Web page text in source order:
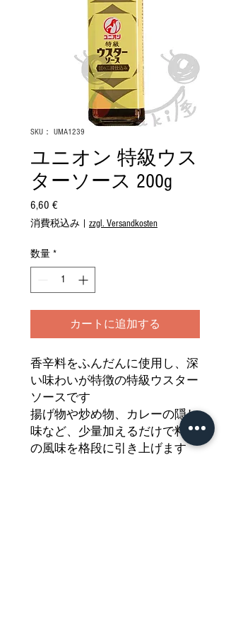
SKU： UMA1239
ユニオン 特級ウス
ターソース 200g
6,60 €価
格
消費税込み zzgl. Versandkosten
数量 *
カートに追加する
香辛料をふんだんに使用し、深
い味わいが特徴の特級ウスター
ソースです
揚げ物や炒め物、カレーの隠し
味など、少量加えるだけで料理
の風味を格段に引き上げます